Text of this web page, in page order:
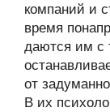
компаний и
время
даются им с
от
В их